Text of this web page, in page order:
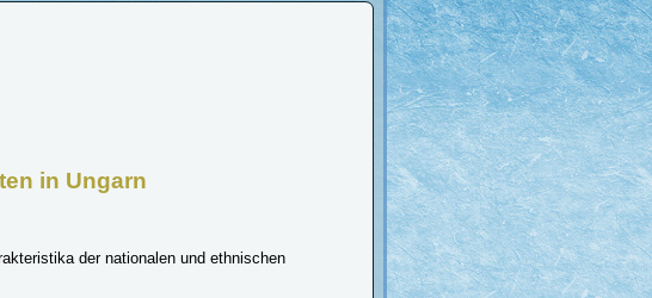
in Ungarn
der nationalen und ethnischen